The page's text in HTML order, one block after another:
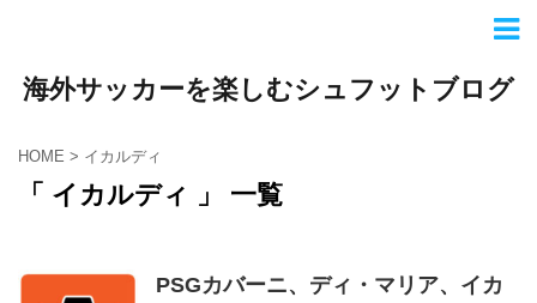
海外サッカーを楽しむシュフットブログ
HOME > イカルディ
「 イカルディ 」 一覧
PSGカバーニ、ディ・マリア、イカ